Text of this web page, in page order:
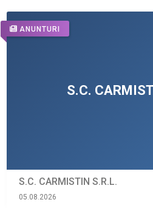
ANUNTURI
S.C. CARMISTIN S.R.L.
05.08.2026